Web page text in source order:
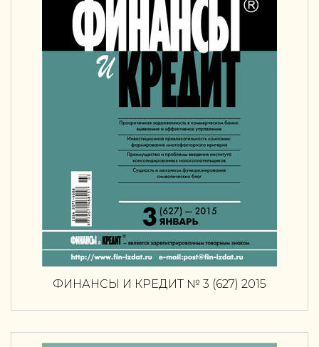
ФИНАНСЫ И КРЕДИТ № 3 (627) 2015